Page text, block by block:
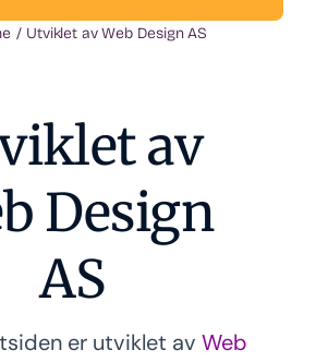
Utviklet av Web Design AS
av
Design
AS
er utviklet av Web